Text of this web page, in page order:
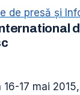
de presă şi
16-17 mai